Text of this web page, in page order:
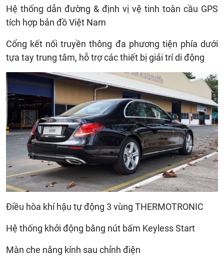
Hệ thống dẫn đường & định vị vệ tinh toàn cầu GPS
tích hợp bản đồ Việt Nam
Cổng kết nối truyền thông đa phương tiện phía dưới
tựa tay trung tâm, hỗ trợ các thiết bị giải trí di động
Điều hòa khí hậu tự động 3 vùng THERMOTRONIC
Hệ thống khởi động bằng nút bấm Keyless Start
Màn che nắng kính sau chỉnh điện